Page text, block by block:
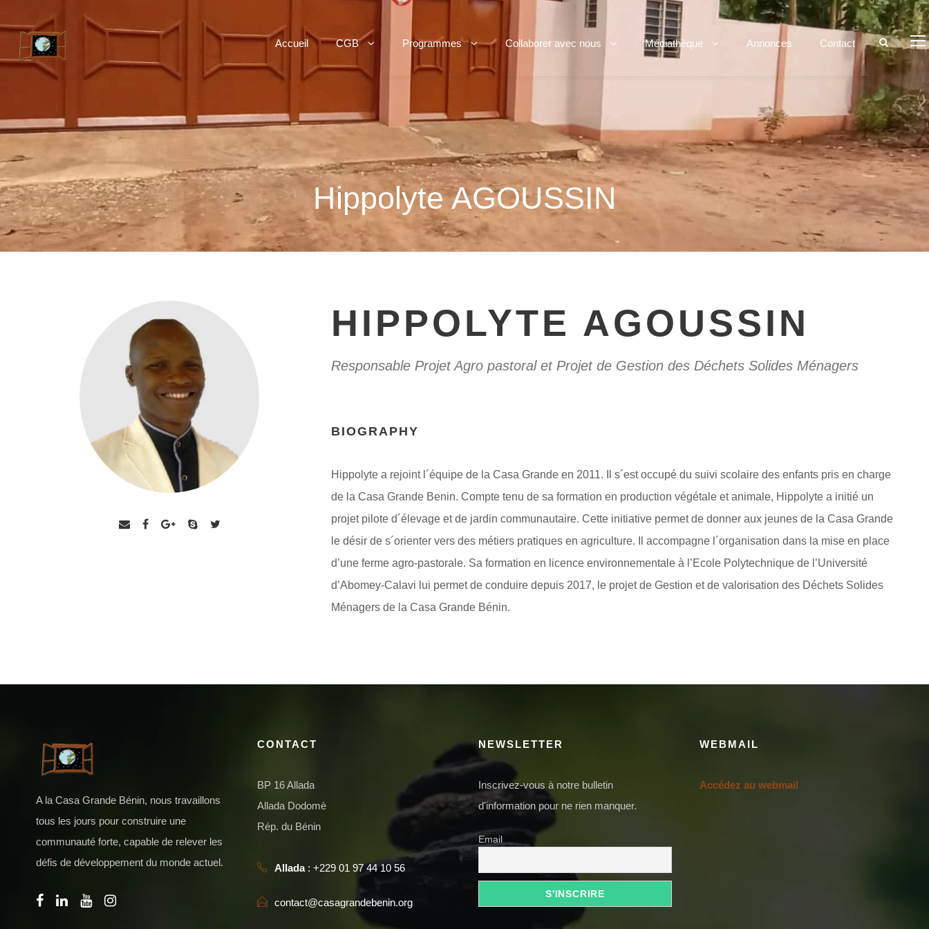
Accueil CGB Programmes Collaborer avec nous Médiathèque Annonces Contact
Hippolyte AGOUSSIN
HIPPOLYTE AGOUSSIN
Responsable Projet Agro pastoral et Projet de Gestion des Déchets Solides Ménagers
BIOGRAPHY
Hippolyte a rejoint l´équipe de la Casa Grande en 2011. Il s´est occupé du suivi scolaire des enfants pris en charge
de la Casa Grande Benin. Compte tenu de sa formation en production végétale et animale, Hippolyte a initié un
projet pilote d´élevage et de jardin communautaire. Cette initiative permet de donner aux jeunes de la Casa Grande
le désir de s´orienter vers des métiers pratiques en agriculture. Il accompagne l´organisation dans la mise en place
d’une ferme agro-pastorale. Sa formation en licence environnementale à l’Ecole Polytechnique de l’Université
d’Abomey-Calavi lui permet de conduire depuis 2017, le projet de Gestion et de valorisation des Déchets Solides
Ménagers de la Casa Grande Bénin.
A la Casa Grande Bénin, nous travaillons
tous les jours pour construire une
communauté forte, capable de relever les
défis de développement du monde actuel.
CONTACT
BP 16 Allada
Allada Dodomè
Rép. du Bénin
Allada: +229 01 97 44 10 56
contact@casagrandebenin.org
NEWSLETTER
Inscrivez-vous à notre bulletin
d'information pour ne rien manquer.
Email
WEBMAIL
Accédez au webmail